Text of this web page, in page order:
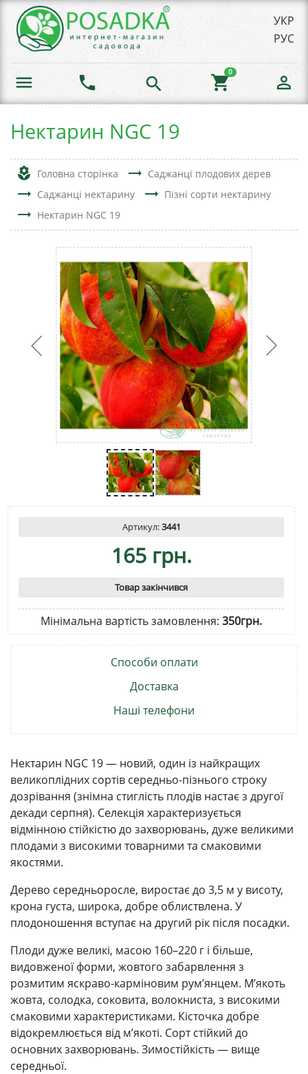
УКР
РУС
menu phone search shopping_cart
0
person_outline
Нектарин NGC 19
local_florist Головна сторінка trending_flat Саджанці плодових дерев
trending_flat Саджанці нектарину trending_flat Пізні сорти нектарину
trending_flat Нектарин NGC 19
Артикул:3441
165 грн.
Товар закінчився
Мінімальна вартість замовлення: 350грн.
Способи оплати
Доставка
Наші телефони
Нектарин NGC 19 — новий, один із найкращих
великоплідних сортів середньо-пізнього строку
дозрівання (знімна стиглість плодів настає з другої
декади серпня). Селекція характеризується
відмінною стійкістю до захворювань, дуже великими
плодами з високими товарними та смаковими
якостями.
Дерево середньоросле, виростає до 3,5 м у висоту,
крона густа, широка, добре облиствлена. У
плодоношення вступає на другий рік після посадки.
Плоди дуже великі, масою 160–220 г і більше,
видовженої форми, жовтого забарвлення з
розмитим яскраво-карміновим рум’янцем. М’якоть
жовта, солодка, соковита, волокниста, з високими
смаковими характеристиками. Кісточка добре
відокремлюється від м’якоті. Сорт стійкий до
основних захворювань. Зимостійкість — вище
середньої.